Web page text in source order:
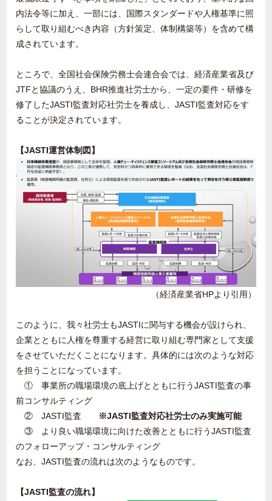
内法令等に加え、一部には、国際スタンダードや人権基準に照
らして取り組むべき内容（方針策定、体制構築等）を含めて構
成されています。
ところで、全国社会保険労務士会連合会では、経済産業省及び
JTFと協議のうえ、 BHR推進社労士から、一定の要件・研修を
修了したJASTI監査対応社労士を養成し、JASTI監査対応をす
ることが決定されています。
【JASTI運営体制図】
（経済産業省HPより引用）
このように、我々社労士もJASTIに関与する機会が設けられ、
企業とともに人権を尊重する経営に取り組む専門家として支援
をさせていただくことになります。具体的には次のような対応
を担うことになっています。
① 事業所の職場環境の底上げとともに行うJASTI監査の事
前コンサルティング
②JASTI監査 ※JASTI監査対応社労士のみ実施可能
③ より良い職場環境に向けた改善とともに行うJASTI監査
のフォローアップ・コンサルティング
なお、JASTI監査の流れは次のようなものです。
【JASTI監査の流れ】